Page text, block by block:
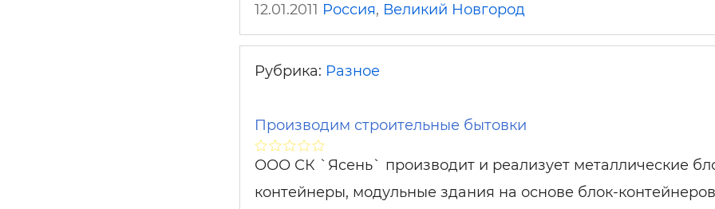
12.01.2011 Россия, Великий Новгород
Рубрика: Разное
Производим строительные бытовки
ООО СК `Ясень` производит и реализует металлические
контейнеры, модульные здания на основе блок-